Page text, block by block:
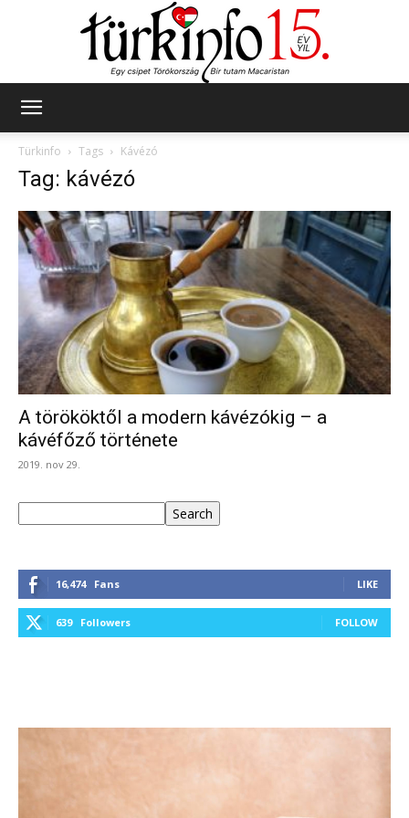
Türkinfo
Tags Kávézó
Tag: kávézó
A törököktől a modern kávézókig – a
kávéfőző története
2019. nov 29.
Search
16,474 Fans LIKE
639 Followers FOLLOW